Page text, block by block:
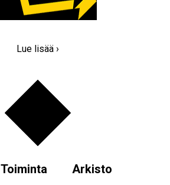
Lue lisää ›
Toiminta Arkisto